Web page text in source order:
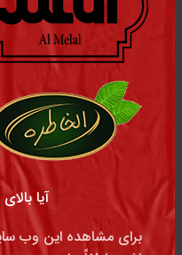
آیا بالای 18 سال دارید؟
هشدار !
دخانیات عامل اصلی